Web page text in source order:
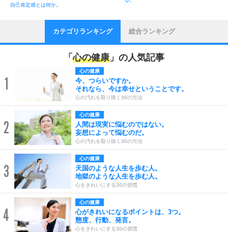
自己肯定感とは何か。
カテゴリランキング 総合ランキング
「心の健康」の人気記事
1
心の健康
今、つらいですか。
それなら、今は幸せということです。
心の汚れを取り除く30の方法
2
心の健康
人間は現実に悩むのではない。
妄想によって悩むのだ。
心の汚れを取り除く30の方法
3
心の健康
天国のような人生を歩む人。
地獄のような人生を歩む人。
心をきれいにする30の習慣
4
心の健康
心がきれいになるポイントは、3つ。
態度、行動、発言。
心をきれいにする30の習慣